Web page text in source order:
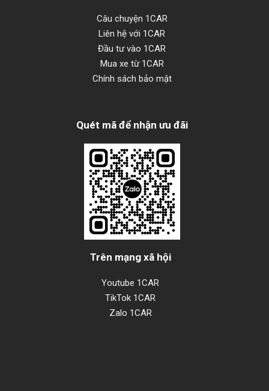
Câu chuyện 1CAR
Liên hệ với 1CAR
Đầu tư vào 1CAR
Mua xe từ 1CAR
Chính sách bảo mật
Quét mã để nhận ưu đãi
Trên mạng xã hội
Youtube 1CAR
TikTok 1CAR
Zalo 1CAR